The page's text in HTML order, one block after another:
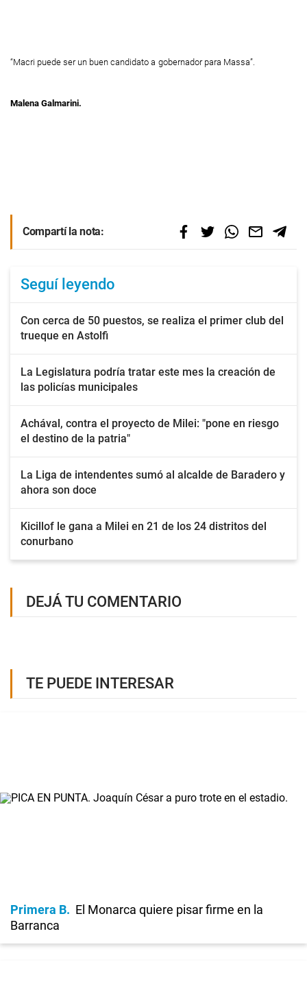
“Macri puede ser un buen candidato a gobernador para Massa”.
Malena Galmarini.
Compartí la nota:
Seguí leyendo
Con cerca de 50 puestos, se realiza el primer club del
trueque en Astolfi
La Legislatura podría tratar este mes la creación de
las policías municipales
Achával, contra el proyecto de Milei: "pone en riesgo
el destino de la patria"
La Liga de intendentes sumó al alcalde de Baradero y
ahora son doce
Kicillof le gana a Milei en 21 de los 24 distritos del
conurbano
DEJÁ TU COMENTARIO
TE PUEDE INTERESAR
Primera B
El Monarca quiere pisar firme en la
Barranca